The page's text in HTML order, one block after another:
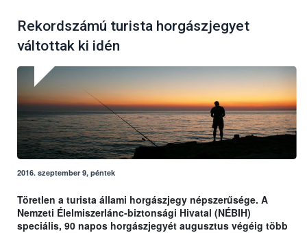
Rekordszámú turista horgászjegyet
váltottak ki idén
2016. szeptember 9, péntek
Töretlen a turista állami horgászjegy népszerűsége. A
Nemzeti Élelmiszerlánc-biztonsági Hivatal (NÉBIH)
speciális, 90 napos horgászjegyét augusztus végéig több